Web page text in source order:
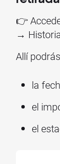
👉
→
Allí
la
el
el